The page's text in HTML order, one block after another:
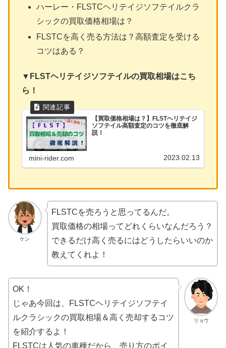
ハーレー・FLSTCヘリテイジソフテイルクラ
シックの買取価格相場は？
FLSTCを高く売る方法は？高額査定を受ける
コツはある？
▼FLSTヘリテイジソフテイルの買取相場はこち
ら！
【買取価格相場は？】FLSTヘリテイジ
ソフテイル高額査定のコツを徹底解
説！
mini-rider.com 2023.02.13
ケン
FLSTCを売ろうと思ってるんだ。
買取価格の相場ってどれくらいなんだろう？
できるだけ高く売るにはどうしたらいいのか
教えてくれよ！
リョウ
OK！
じゃあ今回は、FLSTCヘリテイジソフテイ
ルクラシックの買取相場＆高く売却するコツ
を紹介するよ！
FLSTCは人気の車種だから、売り方のポイ